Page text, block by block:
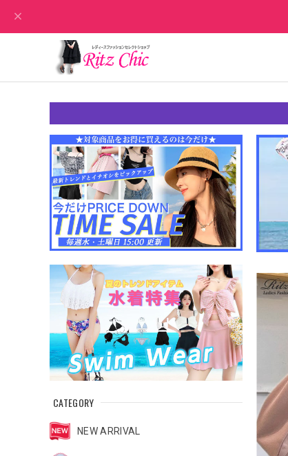
CATEGORY
NEW ARRIVAL